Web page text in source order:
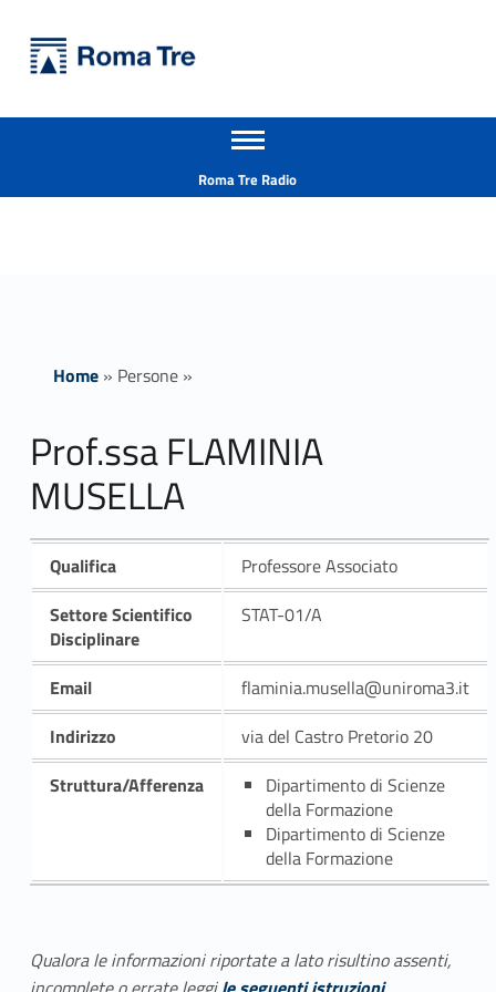
Prof.ssa FLAMINIA MUSELLA - Università Roma Tre
Apri il menu secondario
Roma Tre Radio
Home» Persone»
Prof.ssa FLAMINIA
MUSELLA
Qualifica
Professore Associato
Settore Scientifico
Disciplinare
STAT-01/A
Email
flaminia.musella@uniroma3.it
Indirizzo
via del Castro Pretorio 20
Struttura/Afferenza
Dipartimento di Scienze
della Formazione
Dipartimento di Scienze
della Formazione
Qualora le informazioni riportate a lato risultino assenti,